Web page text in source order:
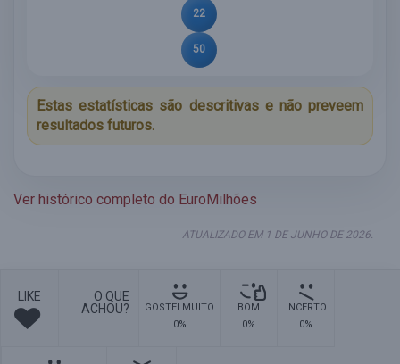
22
50
Estas estatísticas são descritivas e não preveem
resultados futuros.
Ver histórico completo do EuroMilhões
ATUALIZADO EM 1 DE JUNHO DE 2026.
LIKE
O QUE
ACHOU?
GOSTEI MUITO
0%
BOM
0%
INCERTO
0%